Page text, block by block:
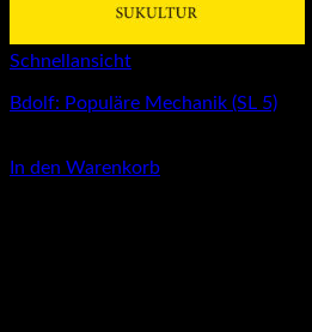
Schnellansicht
Bdolf: Populäre Mechanik (SL 5)
In den Warenkorb